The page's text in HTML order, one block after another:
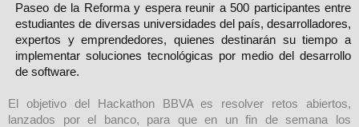
Paseo de la Reforma y espera reunir a 500 participantes entre
estudiantes de diversas universidades del país, desarrolladores,
expertos y emprendedores, quienes destinarán su tiempo a
implementar soluciones tecnológicas por medio del desarrollo
de software.
El objetivo del Hackathon BBVA es resolver retos abiertos,
lanzados por el banco, para que en un fin de semana los